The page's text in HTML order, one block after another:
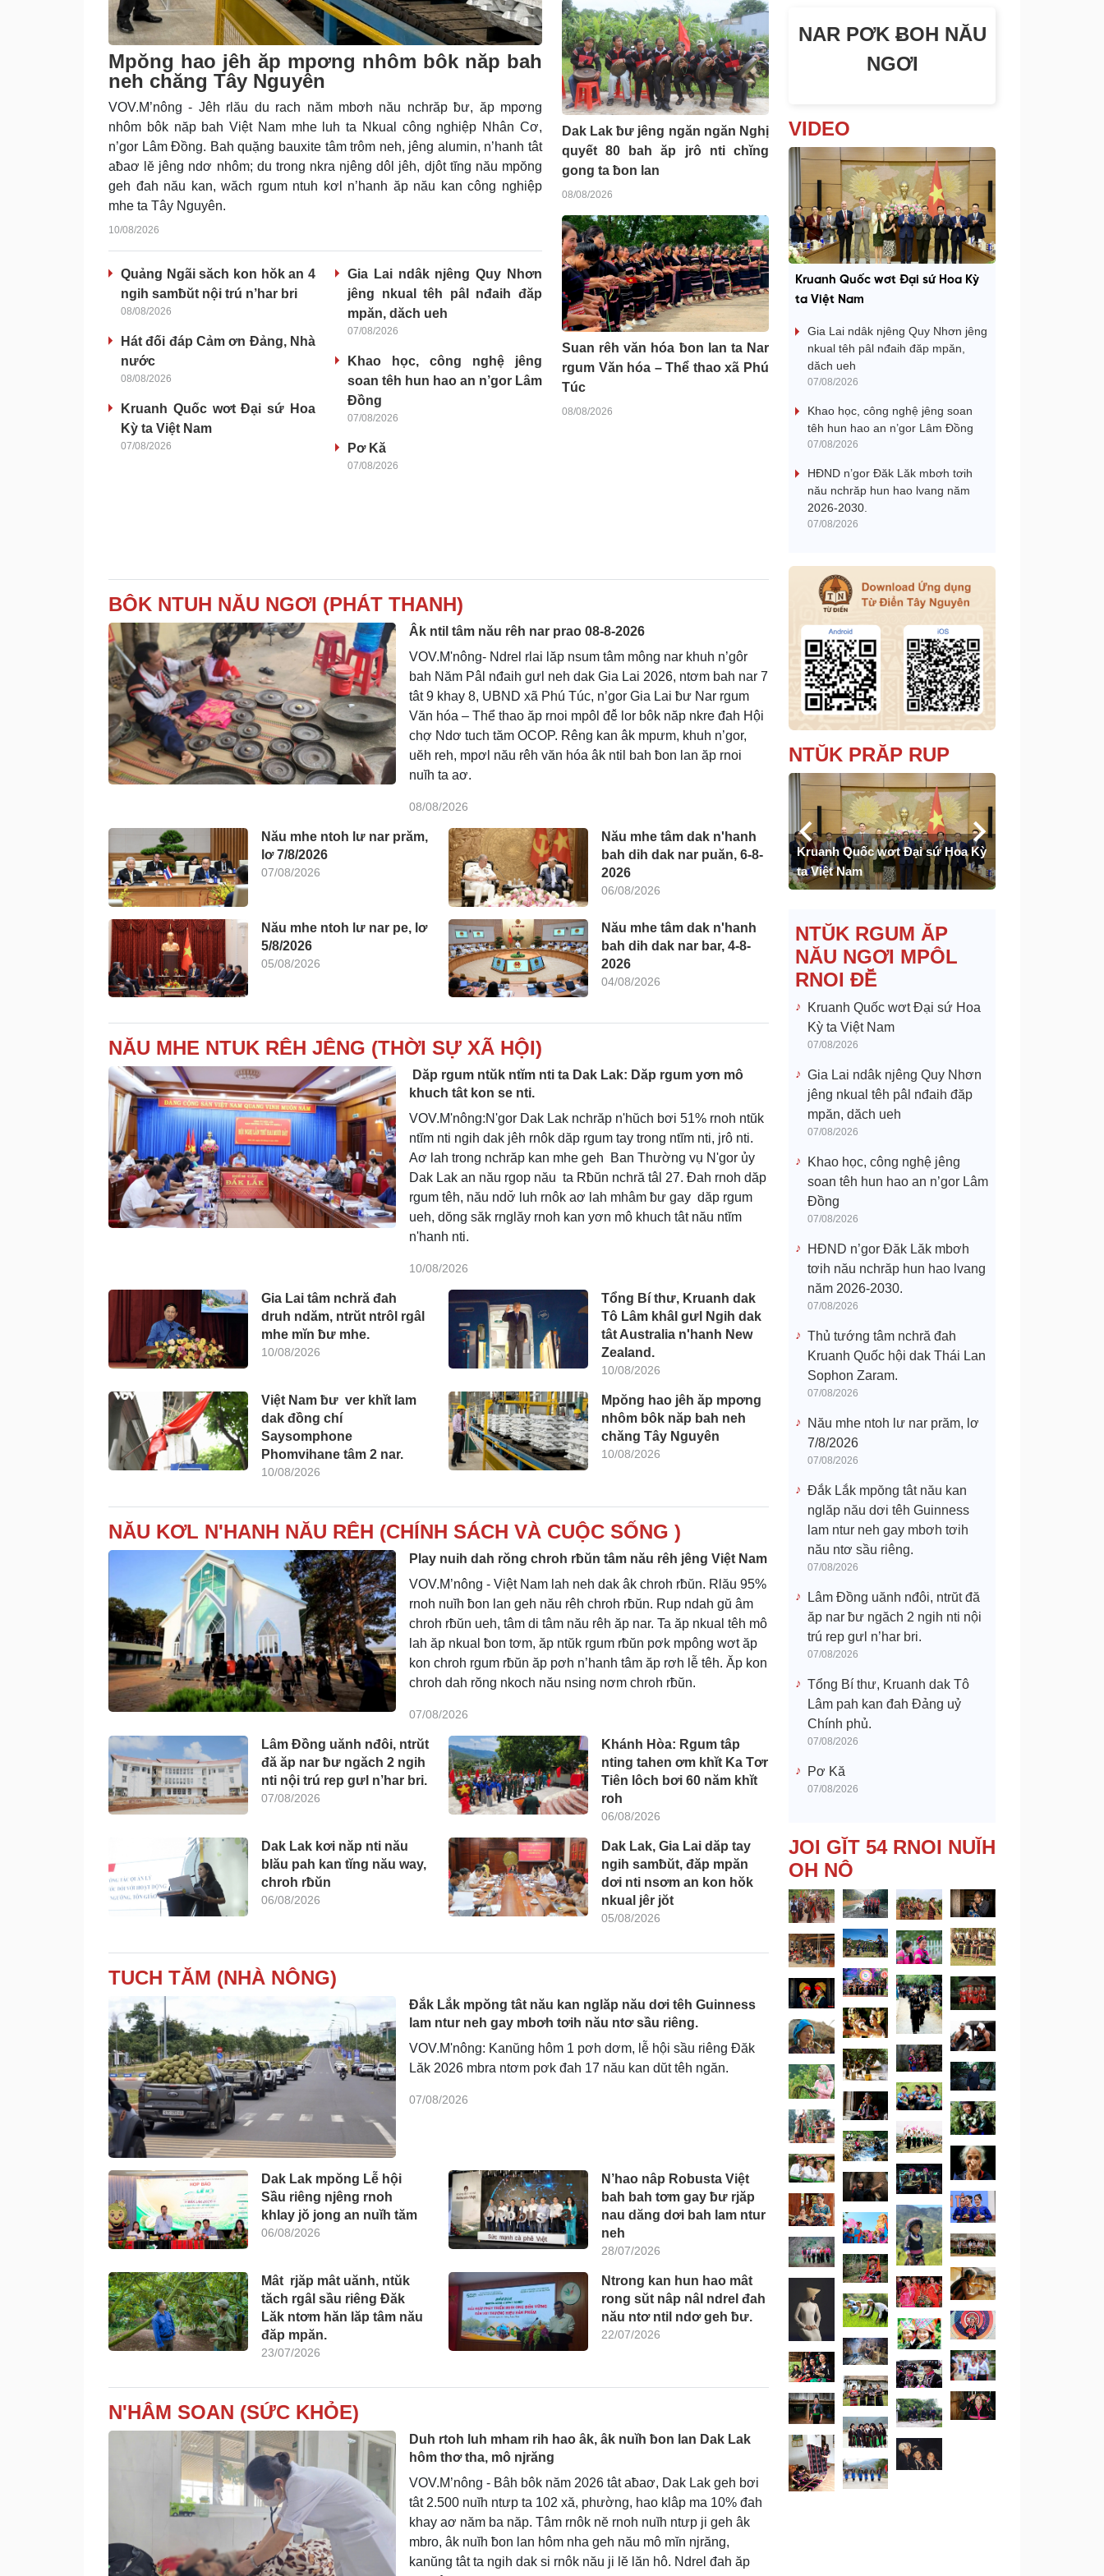
Mpŏng hao jêh ăp mpơng nhôm bôk năp bah
neh chăng Tây Nguyên
VOV.M’nông - Jêh rlău du rach năm mbơh nău nchrăp ƀư, ăp mpơng
nhôm bôk năp bah Việt Nam mhe luh ta Nkual công nghiệp Nhân Cơ,
n’gor Lâm Đồng. Bah quặng bauxite tâm trôm neh, jêng alumin, n’hanh tât
aƀaơ lĕ jêng ndơ nhôm; du trong nkra njêng dôl jêh, djôt tĭng nău mpŏng
geh đah nău kan, wăch rgum ntuh kơl n’hanh ăp nău kan công nghiệp
mhe ta Tây Nguyên.
10/08/2026
Quảng Ngãi săch kon hŏk an 4
ngih samƀŭt nội trú n’har bri
08/08/2026
Hát đối đáp Cảm ơn Đảng, Nhà
nước
08/08/2026
Kruanh Quốc wơt Đại sứ Hoa
Kỳ ta Việt Nam
07/08/2026
Gia Lai ndâk njêng Quy Nhơn
jêng nkual têh pâl nđaih đăp
mpăn, dăch ueh
07/08/2026
Khao học, công nghệ jêng
soan têh hun hao an n’gor Lâm
Đồng
07/08/2026
Pơ Kă
07/08/2026
Dak Lak ƀư jêng ngăn ngăn Nghị
quyết 80 bah ăp jrô nti chĭng
gong ta ƀon lan
08/08/2026
Suan rêh văn hóa ƀon lan ta Nar
rgum Văn hóa – Thể thao xã Phú
Túc
08/08/2026
NAR PƠK ɃOH NĂU
NGƠI
VIDEO
Kruanh Quốc wơt Đại sứ Hoa Kỳ
ta Việt Nam
Gia Lai ndâk njêng Quy Nhơn jêng
nkual têh pâl nđaih đăp mpăn,
dăch ueh
07/08/2026
Khao học, công nghệ jêng soan
têh hun hao an n’gor Lâm Đồng
07/08/2026
HĐND n’gor Đăk Lăk mbơh tơih
nău nchrăp hun hao lvang năm
2026-2030.
07/08/2026
BÔK NTUH NĂU NGƠI (PHÁT THANH)
Âk ntil tâm nău rêh nar prao 08-8-2026
VOV.M'nông- Ndrel rlai lăp nsum tâm mông nar khuh n’gôr
bah Năm Pâl nđaih gưl neh dak Gia Lai 2026, ntơm bah nar 7
tât 9 khay 8, UBND xã Phú Túc, n’gor Gia Lai ƀư Nar rgum
Văn hóa – Thể thao ăp rnoi mpôl đê̆ lor bôk năp nkre đah Hội
chợ Ndơ tuch tăm OCOP. Rêng kan âk mpưm, khuh n’gor,
uĕh reh, mpơl nău rêh văn hóa âk ntil bah ƀon lan ăp rnoi
nuĭh ta aơ.
08/08/2026
Nău mhe ntoh lư nar prăm,
lơ 7/8/2026
07/08/2026
Nău mhe tâm dak n'hanh
bah dih dak nar puăn, 6-8-
2026
06/08/2026
Nău mhe ntoh lư nar pe, lơ
5/8/2026
05/08/2026
Nău mhe tâm dak n'hanh
bah dih dak nar bar, 4-8-
2026
04/08/2026
NĂU MHE NTUK RÊH JÊNG (THỜI SỰ XÃ HỘI)
Dăp rgum ntŭk ntĭm nti ta Dak Lak: Dăp rgum yơn mô
khuch tât kon se nti.
VOV.M'nông:N'gor Dak Lak nchrăp n'hŭch bơi 51% rnoh ntŭk
ntĭm nti ngih dak jêh rnôk dăp rgum tay trong ntĭm nti, jrô nti.
Aơ lah trong nchrăp kan mhe geh Ban Thường vụ N'gor ủy
Dak Lak an nău rgop nău ta Rƀŭn nchră tâl 27. Đah rnoh dăp
rgum têh, nău ndơ̆ luh rnôk aơ lah mhâm ƀư gay dăp rgum
ueh, dŏng săk rnglăy rnoh kan yơn mô khuch tât nău ntĭm
n'hanh nti.
10/08/2026
Gia Lai tâm nchră đah
druh ndăm, ntrŭt ntrôl rgâl
mhe mĭn ƀư mhe.
10/08/2026
Tổng Bí thư, Kruanh dak
Tô Lâm khâl gưl Ngih dak
tât Australia n'hanh New
Zealand.
10/08/2026
Việt Nam ƀư ver khĭt lam
dak đồng chí
Saysomphone
Phomvihane tâm 2 nar.
10/08/2026
Mpŏng hao jêh ăp mpơng
nhôm bôk năp bah neh
chăng Tây Nguyên
10/08/2026
NĂU KƠL N'HANH NĂU RÊH (CHÍNH SÁCH VÀ CUỘC SỐNG )
Play nuih dah rŏng chroh rƀŭn tâm nău rêh jêng Việt Nam
VOV.M’nông - Việt Nam lah neh dak âk chroh rƀŭn. Rlău 95%
rnoh nuĭh ƀon lan geh nău rêh chroh rƀŭn. Rup ndah gŭ âm
chroh rƀŭn ueh, tâm di tâm nău rêh ăp nar. Ta ăp nkual têh mô
lah ăp nkual ƀon tơm, ăp ntŭk rgum rƀŭn pơk mpông wơt ăp
kon chroh rgum rƀŭn ăp pơh n’hanh tâm ăp rơh lễ têh. Ăp kon
chroh dah rŏng nkoch nău nsing nơm chroh rƀŭn.
07/08/2026
Lâm Đồng uănh nđôi, ntrŭt
đă ăp nar ƀư ngăch 2 ngih
nti nội trú rep gưl n’har bri.
07/08/2026
Khánh Hòa: Rgum tâp
nting tahen ơm khĭt Ka Tơr
Tiên lôch bơi 60 năm khĭt
roh
06/08/2026
Dak Lak kơi năp nti nău
blău pah kan tĭng nău way,
chroh rƀŭn
06/08/2026
Dak Lak, Gia Lai dăp tay
ngih samƀŭt, đăp mpăn
dơi nti nsơm an kon hŏk
nkual jêr jŏt
05/08/2026
TUCH TĂM (NHÀ NÔNG)
Đắk Lắk mpŏng tât nău kan nglăp nău dơi têh Guinness
lam ntur neh gay mbơh tơih nău ntơ sầu riêng.
VOV.M'nông: Kanŭng hôm 1 pơh dơm, lễ hội sầu riêng Đăk
Lăk 2026 mbra ntơm pơk đah 17 nău kan dŭt têh ngăn.
07/08/2026
Dak Lak mpŏng Lễ hội
Sầu riêng njêng rnoh
khlay jŏ jong an nuĭh tăm
06/08/2026
N’hao nâp Robusta Việt
bah bah tơm gay ƀư rjăp
nau dăng dơi bah lam ntur
neh
28/07/2026
Mât rjăp mât uănh, ntŭk
tăch rgâl sầu riêng Đăk
Lăk ntơm hăn lăp tâm nău
đăp mpăn.
23/07/2026
Ntrong kan hun hao mât
rong sŭt nâp nâl ndrel đah
nău ntơ ntil ndơ geh ƀư.
22/07/2026
N'HÂM SOAN (SỨC KHỎE)
Duh rtoh luh mham rih hao âk, âk nuĭh ƀon lan Dak Lak
hôm thơ tha, mô njrăng
VOV.M’nông - Bâh bôk năm 2026 tât aƀaơ, Dak Lak geh bơi
tât 2.500 nuĭh ntưp ta 102 xă, phường, hao klâp ma 10% đah
khay aơ năm ba năp. Tâm rnôk nĕ rnoh nuĭh ntưp ji geh âk
mbro, âk nuĭh ƀon lan hôm nha geh nău mô mĭn njrăng,
kanŭng tât ta ngih dak si rnôk nău ji lĕ lăn hô. Ndrel đah ăp
NTŬK PRĂP RUP
Pơ Kă
Kruanh Quốc wơt Đại sứ Hoa Kỳ
ta Việt Nam
NTŬK RGUM ĂP
NĂU NGƠI MPÔL
RNOI ĐÊ̆
Kruanh Quốc wơt Đại sứ Hoa
Kỳ ta Việt Nam
07/08/2026
Gia Lai ndâk njêng Quy Nhơn
jêng nkual têh pâl nđaih đăp
mpăn, dăch ueh
07/08/2026
Khao học, công nghệ jêng
soan têh hun hao an n’gor Lâm
Đồng
07/08/2026
HĐND n’gor Đăk Lăk mbơh
tơih nău nchrăp hun hao lvang
năm 2026-2030.
07/08/2026
Thủ tướng tâm nchră đah
Kruanh Quốc hội dak Thái Lan
Sophon Zaram.
07/08/2026
Nău mhe ntoh lư nar prăm, lơ
7/8/2026
07/08/2026
Đắk Lắk mpŏng tât nău kan
nglăp nău dơi têh Guinness
lam ntur neh gay mbơh tơih
nău ntơ sầu riêng.
07/08/2026
Lâm Đồng uănh nđôi, ntrŭt đă
ăp nar ƀư ngăch 2 ngih nti nội
trú rep gưl n’har bri.
07/08/2026
Tổng Bí thư, Kruanh dak Tô
Lâm pah kan đah Đảng uỷ
Chính phủ.
07/08/2026
Pơ Kă
07/08/2026
JOI GĬT 54 RNOI NUĬH
OH NÔ